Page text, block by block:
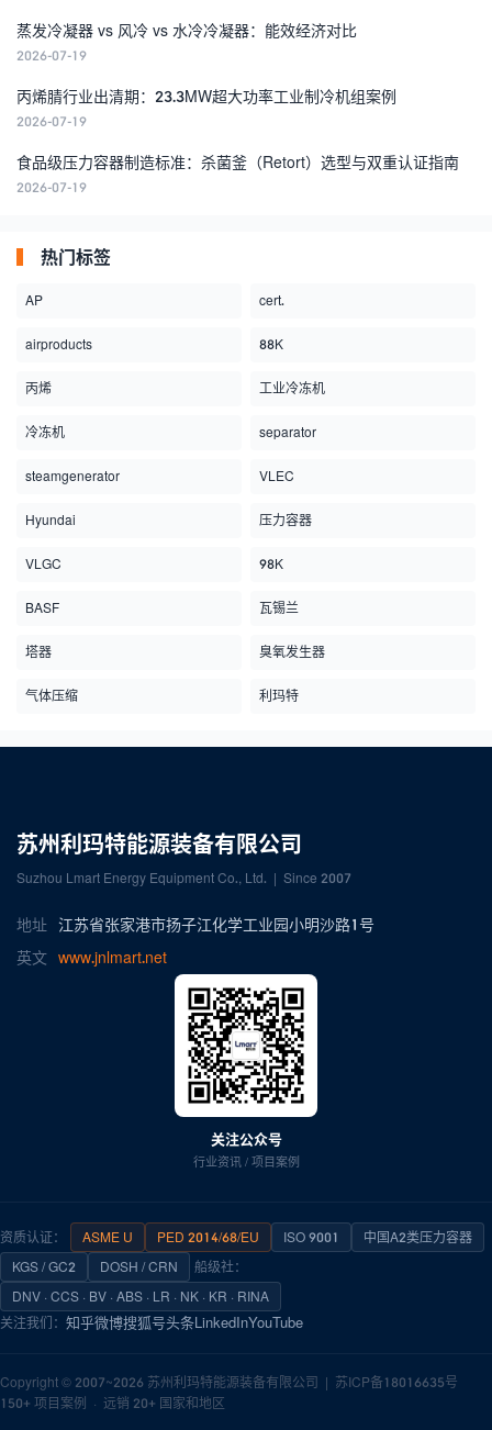
蒸发冷凝器 vs 风冷 vs 水冷冷凝器：能效经济对比
2026-07-19
丙烯腈行业出清期：23.3MW超大功率工业制冷机组案例
2026-07-19
食品级压力容器制造标准：杀菌釜（Retort）选型与双重认证指南
2026-07-19
热门标签
AP cert.
airproducts 88K
丙烯 工业冷冻机
冷冻机 separator
steamgenerator VLEC
Hyundai 压力容器
VLGC 98K
BASF 瓦锡兰
塔器 臭氧发生器
气体压缩 利玛特
苏州利玛特能源装备有限公司
Suzhou Lmart Energy Equipment Co., Ltd. | Since 2007
地址 江苏省张家港市扬子江化学工业园小明沙路1号
英文 www.jnlmart.net
关注公众号
行业资讯 / 项目案例
资质认证： ASME U PED 2014/68/EU ISO 9001
中国A2类压力容器
KGS / GC2
DOSH / CRN
船级社：
DNV · CCS · BV · ABS · LR · NK · KR · RINA
关注我们： 知乎微博搜狐号头条LinkedInYouTube
Copyright © 2007~2026 苏州利玛特能源装备有限公司 | 苏ICP备18016635号
150+ 项目案例 · 远销 20+ 国家和地区